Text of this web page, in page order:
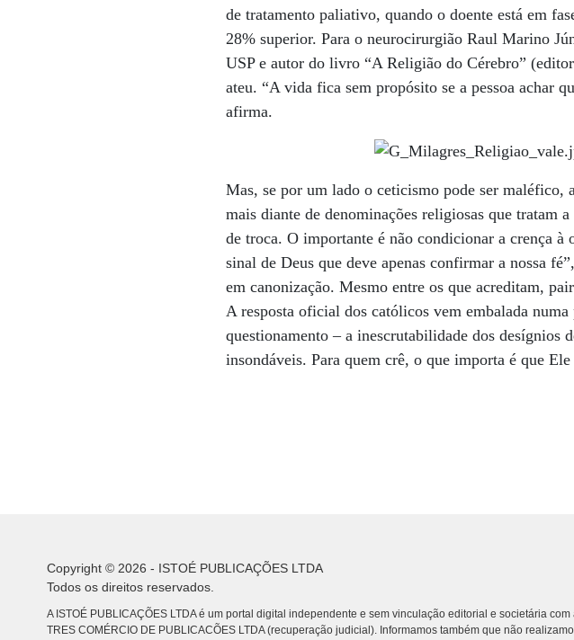
de tratamento paliativo, quando o doente está em
28% superior. Para o neurocirurgião Raul Marino
USP e autor do livro “A Religião do Cérebro”
ateu. “A vida fica sem propósito se a pessoa achar
afirma.
Mas, se por um lado o ceticismo pode ser maléfico,
mais diante de denominações religiosas que tratam
de troca. O importante é não condicionar a crença
sinal de Deus que deve apenas confirmar a nossa
em canonização. Mesmo entre os que acreditam,
A resposta oficial dos católicos vem embalada
questionamento – a inescrutabilidade dos desígnios
insondáveis. Para quem crê, o que importa é que
Copyright © 2026 - ISTOÉ PUBLICAÇÕES LTDA
Todos os direitos reservados.
A ISTOÉ PUBLICAÇÕES LTDA é um portal digital independente e sem vinculação editorial e societária com
TRES COMÉRCIO DE PUBLICACÕES LTDA (recuperação judicial). Informamos também que não